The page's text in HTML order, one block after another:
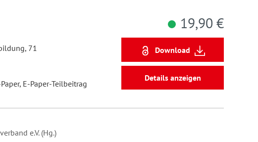
71
E-Paper-Teilbeitrag
19,90 €
Download
Details anzeigen
e.V. (Hg.)